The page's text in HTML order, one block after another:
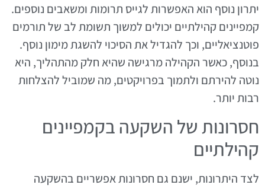
יתרון נוסף הוא האפשרות לגייס תרומות ומשאבים נוספים.
קמפיינים קהילתיים יכולים למשוך תשומת לב של תורמים
פוטנציאליים, וכך להגדיל את הסיכוי להשגת מימון נוסף.
בנוסף, כאשר הקהילה מרגישה שהיא חלק מהתהליך, היא
נוטה להירתם ולתמוך בפרויקטים, מה שמוביל להצלחות
רבות יותר.
חסרונות של השקעה בקמפיינים
קהילתיים
לצד היתרונות, ישנם גם חסרונות אפשריים בהשקעה